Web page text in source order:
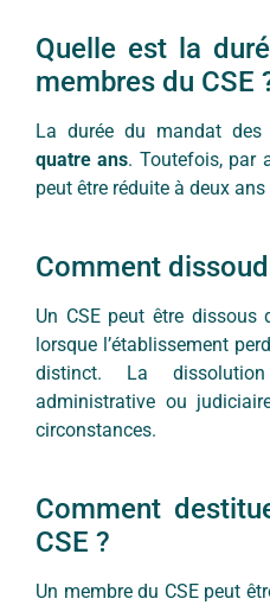
Quelle est la
membres du CSE
La durée du mandat
quatre ans. Toutefois, par
peut être réduite à deux
Comment
Un CSE peut être dissous
lorsque l’établissement
distinct. La
administrative ou
circonstances.
Comment
CSE ?
Un membre du CSE peut